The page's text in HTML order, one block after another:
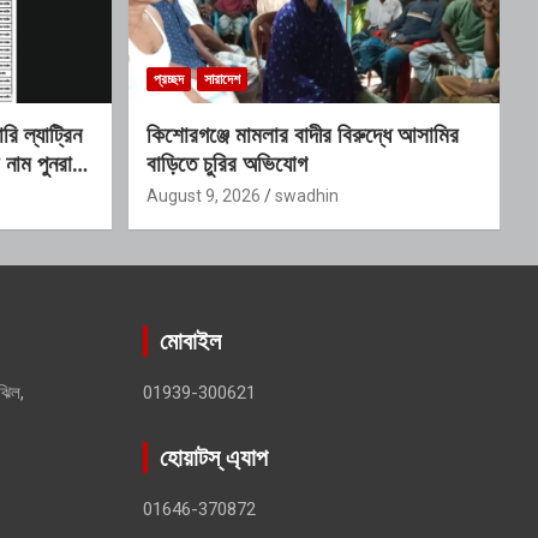
ল্যাট্রিন
পুনরায়
প্রচ্ছদ সারাদেশ
কিশোরগঞ্জে মামলার বাদীর বিরুদ্ধে আসামির
বাড়িতে চুরির অভিযোগ
August 9, 2026 swadhin
মোবাইল
01939-300621
হোয়াটস্ এ্যাপ
01646-370872